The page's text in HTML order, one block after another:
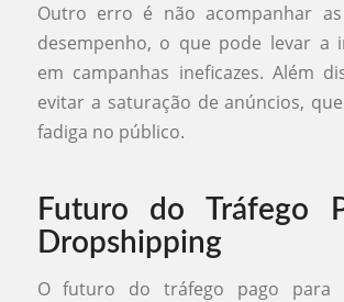
Outro erro é não acompanhar
desempenho, o que pode levar a
em campanhas ineficazes. Além
evitar a saturação de anúncios,
fadiga no público.
Futuro do Tráfego
Dropshipping
O futuro do tráfego pago para